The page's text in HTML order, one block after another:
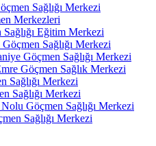
Sağlığı Merkezi
Merkezleri
Sağlığı Eğitim Merkezi
Sağlığı Merkezi
Göçmen Sağlığı Merkezi
Göçmen Sağlık Merkezi
Sağlığı Merkezi
Sağlığı Merkezi
Göçmen Sağlığı Merkezi
Sağlığı Merkezi